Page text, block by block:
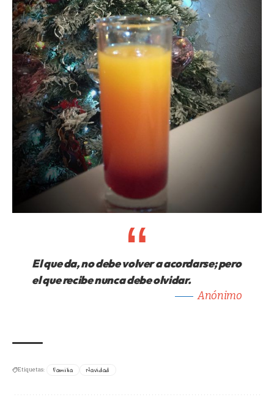
El que da, no debe volver a acordarse; pero
el que recibe nunca debe olvidar.
Anónimo
Etiquetas: Familia Navidad